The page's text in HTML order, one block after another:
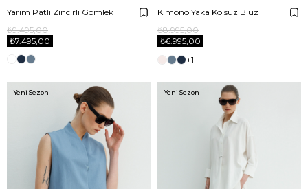
Yarım Patlı Zincirli Gömlek
₺7.495,00
₺9.495,00
Kimono Yaka Kolsuz Bluz
₺6.995,00
₺8.995,00
+1
Yeni Sezon Yeni Sezon